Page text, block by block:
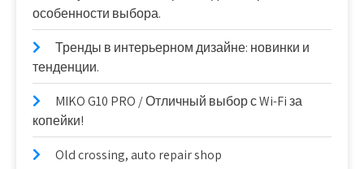
особенности выбора.
Тренды в интерьерном дизайне: новинки и
тенденции.
MIKO G10 PRO / Отличный выбор с Wi-Fi за
копейки!
Old crossing, auto repair shop